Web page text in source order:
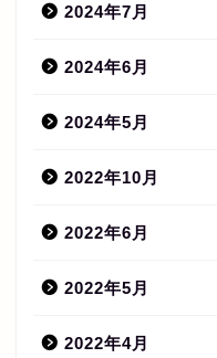
2024年7月
2024年6月
2024年5月
2022年10月
2022年6月
2022年5月
2022年4月